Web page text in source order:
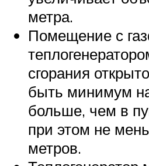
метра.
Помещение с
сгорания
быть минимум
больше, чем в
при этом не
метров.